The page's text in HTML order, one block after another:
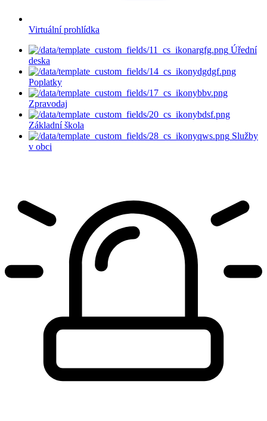
Virtuální prohlídka
Úřední
deska
Poplatky
Zpravodaj
Základní škola
Služby
v obci